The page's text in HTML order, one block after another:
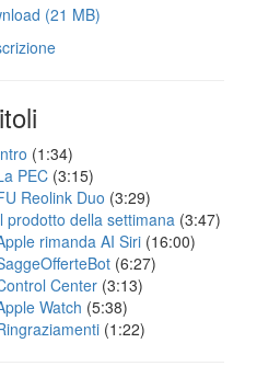
(21 MB)
(1:34)
PEC (3:15)
Reolink Duo (3:29)
prodotto della settimana (3:47)
rimanda AI Siri (16:00)
(6:27)
Center (3:13)
Watch (5:38)
(1:22)